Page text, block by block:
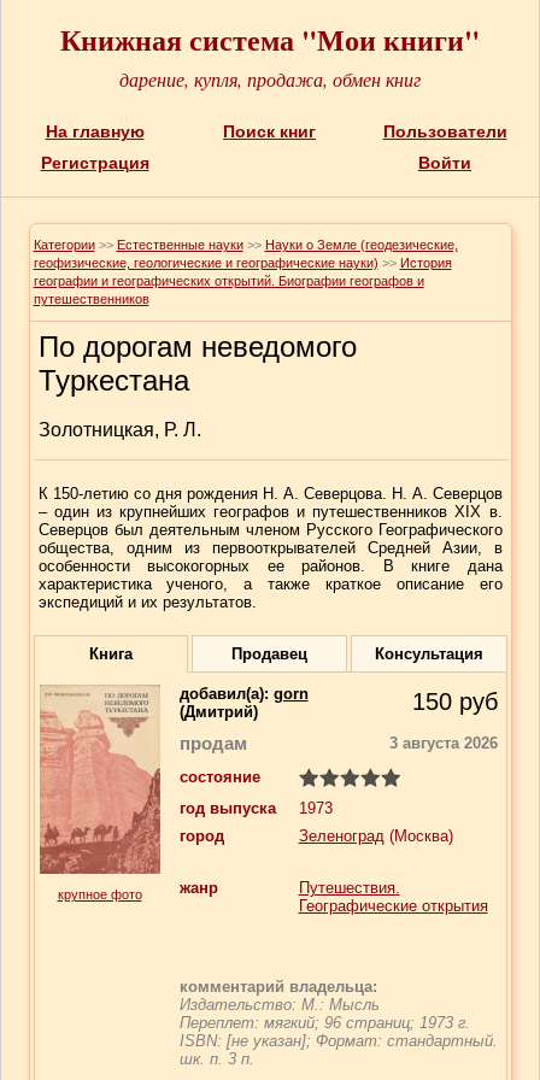
Книжная система "Мои книги"
дарение, купля, продажа, обмен книг
На главную Поиск книг
Пользователи
Регистрация
Войти
Категории >> Естественные науки >> Науки о Земле (геодезические,
геофизические, геологические и географические науки) >> История
географии и географических открытий. Биографии географов и
путешественников
По дорогам неведомого
Туркестана
Золотницкая, Р. Л.
К 150-летию со дня рождения Н. А. Северцова. Н. А. Северцов
– один из крупнейших географов и путешественников XIX в.
Северцов был деятельным членом Русского Географического
общества, одним из первооткрывателей Средней Азии, в
особенности высокогорных ее районов. В книге дана
характеристика ученого, а также краткое описание его
экспедиций и их результатов.
Книга Продавец Консультация
крупное фото
добавил(a): gorn
(Дмитрий)
150 руб
продам
3 августа 2026
состояние
год выпуска
1973
город
Зеленоград(Москва)
жанр
Путешествия.
Географические открытия
комментарий владельца:
Издательство: М.: Мысль
Переплет: мягкий; 96 страниц; 1973 г.
ISBN: [не указан]; Формат: стандартный.
шк. п. 3 п.